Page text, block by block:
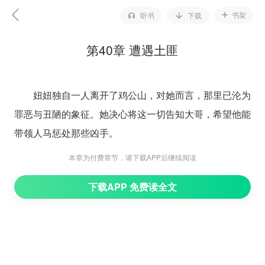
听书 下载 书架
第40章 遭遇土匪
妞妞独自一人离开了鸡公山，对她而言，那里已沦为
罪恶与丑陋的象征。她决心将这一切告知大哥，希望他能
带领人马惩处那些凶手。
为了找到大哥，妞妞必须前往省城。她计划先走旱路
陌生，因为曾经走过这条路。
本章为付费章节，请下载APP后继续阅读
下载APP 免费读全文